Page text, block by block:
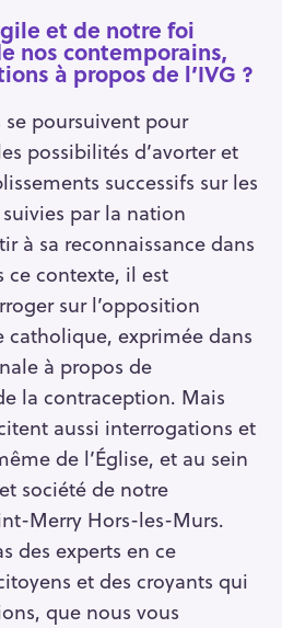
et de notre foi
nos contemporains,
à propos de l’IVG ?
poursuivent pour
possibilités d’avorter et
successifs sur les
par la nation
à sa reconnaissance dans
ce contexte, il est
sur l’opposition
catholique, exprimée dans
à propos de
la contraception. Mais
aussi interrogations et
de l’Église, et au sein
société de notre
Merry Hors-les-Murs.
des experts en ce
et des croyants qui
que nous vous